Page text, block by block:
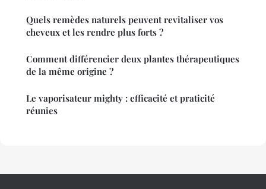
Quels remèdes naturels peuvent revitaliser vos
cheveux et les rendre plus forts ?
Comment différencier deux plantes thérapeutiques
de la même origine ?
Le vaporisateur mighty : efficacité et praticité
réunies